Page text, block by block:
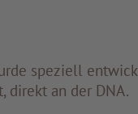
speziell
direkt an der DNA.